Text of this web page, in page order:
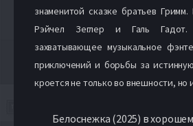
знаменитой сказке братьев
Рэйчел Зеглер и Галь
захватывающее музыкальное
приключений и борьбы за
кроется не только во внешности, но
Белоснежка (2025) в